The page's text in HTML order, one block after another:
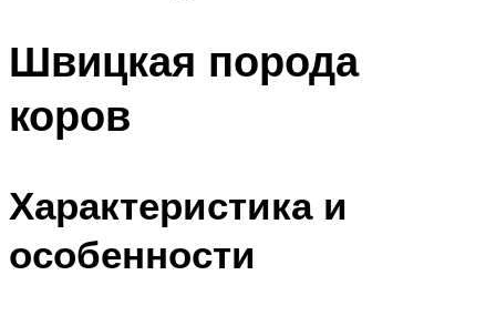
Швицкая порода
коров
Характеристика и
особенности